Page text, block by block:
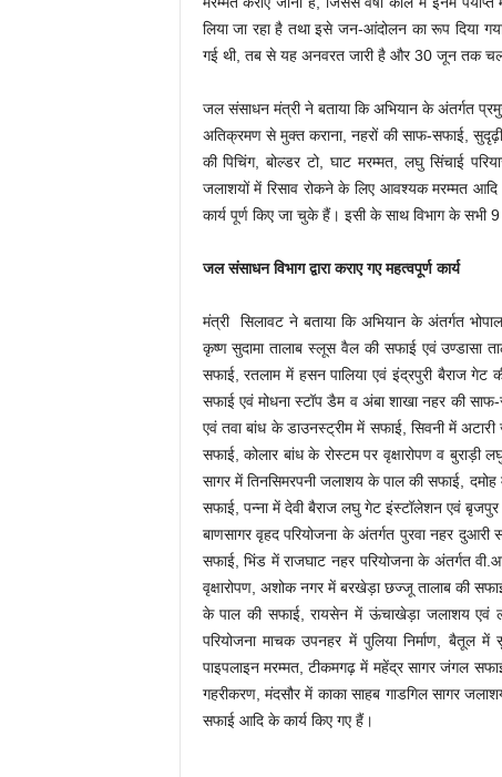
लिया जा रहा है तथा इसे जन-आंदोलन का रूप दिया
गई थी, तब से यह अनवरत जारी है और 30 जून तक
जल संसाधन मंत्री ने बताया कि अभियान के अंतर्गत
अतिक्रमण से मुक्त कराना, नहरों की साफ-सफाई,
की पिचिंग, बोल्डर टो, घाट मरम्मत, लघु सिंचाई
जलाशयों में रिसाव रोकने के लिए आवश्यक मरम्मत आदि
कार्य पूर्ण किए जा चुके हैं। इसी के साथ विभाग के सभी
जल संसाधन विभाग द्वारा कराए गए महत्वपूर्ण कार्य
मंत्री सिलावट ने बताया कि अभियान के अंतर्गत
कृष्ण सुदामा तालाब स्‍लूस वैल की सफाई एवं उण्डासा
सफाई, रतलाम में हसन पालिया एवं इंद्रपुरी बैराज
सफाई एवं मोधना स्टॉप डैम व अंबा शाखा नहर की
एवं तवा बांध के डाउनस्ट्रीम में सफाई, सिवनी में
सफाई, कोलार बांध के रोस्टम पर वृक्षारोपण व बुराड़ी
सागर में तिनसिमरपनी जलाशय के पाल की सफाई,
सफाई, पन्ना में देवी बैराज लघु गेट इंस्टॉलेशन एवं बृजपुर
बाणसागर वृहद परियोजना के अंतर्गत पुरवा नहर
सफाई, भिंड में राजघाट नहर परियोजना के अंतर्गत
वृक्षारोपण, अशोक नगर में बरखेड़ा छज्जू तालाब की
के पाल की सफाई, रायसेन में ऊंचाखेड़ा जलाशय एवं
परियोजना माचक उपनहर में पुलिया निर्माण, बैतूल
पाइपलाइन मरम्मत, टीकमगढ़ में महेंद्र सागर जंगल
गहरीकरण, मंदसौर में काका साहब गाडगिल सागर
सफाई आदि के कार्य किए गए हैं।